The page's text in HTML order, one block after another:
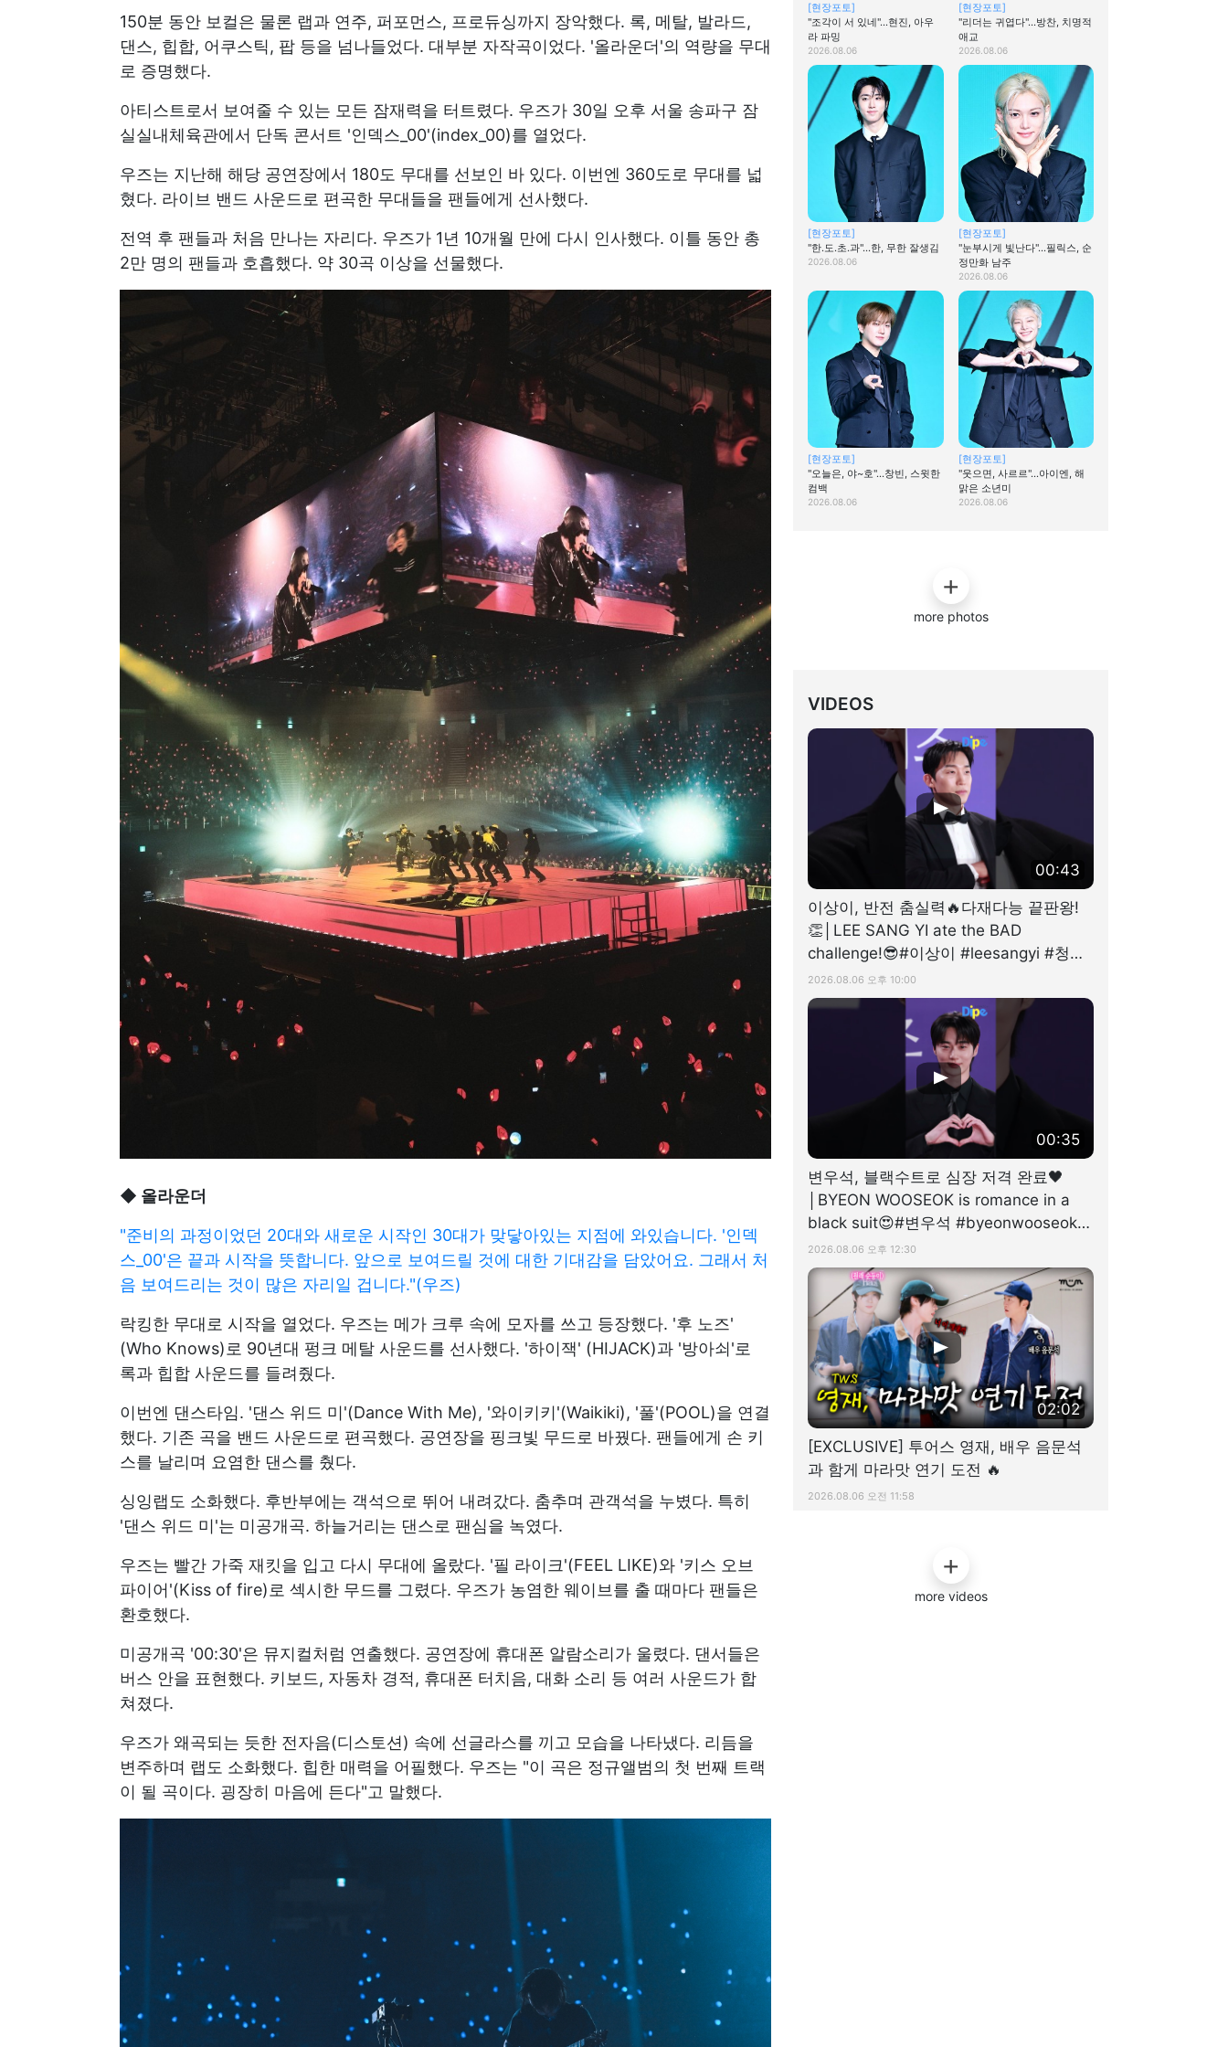
150분 동안 보컬은 물론 랩과 연주, 퍼포먼스, 프로듀싱까지 장악했다. 록, 메탈, 발라드,
댄스, 힙합, 어쿠스틱, 팝 등을 넘나들었다. 대부분 자작곡이었다. '올라운더'의 역량을 무대
로 증명했다.
아티스트로서 보여줄 수 있는 모든 잠재력을 터트렸다. 우즈가 30일 오후 서울 송파구 잠
실실내체육관에서 단독 콘서트 '인덱스_00'(index_00)를 열었다.
우즈는 지난해 해당 공연장에서 180도 무대를 선보인 바 있다. 이번엔 360도로 무대를 넓
혔다. 라이브 밴드 사운드로 편곡한 무대들을 팬들에게 선사했다.
전역 후 팬들과 처음 만나는 자리다. 우즈가 1년 10개월 만에 다시 인사했다. 이틀 동안 총
2만 명의 팬들과 호흡했다. 약 30곡 이상을 선물했다.
◆ 올라운더
"준비의 과정이었던 20대와 새로운 시작인 30대가 맞닿아있는 지점에 와있습니다. '인덱
스_00'은 끝과 시작을 뜻합니다. 앞으로 보여드릴 것에 대한 기대감을 담았어요. 그래서 처
음 보여드리는 것이 많은 자리일 겁니다."(우즈)
락킹한 무대로 시작을 열었다. 우즈는 메가 크루 속에 모자를 쓰고 등장했다. '후 노즈'
(Who Knows)로 90년대 펑크 메탈 사운드를 선사했다. '하이잭' (HIJACK)과 '방아쇠'로
록과 힙합 사운드를 들려줬다.
이번엔 댄스타임. '댄스 위드 미'(Dance With Me), '와이키키'(Waikiki), '풀'(POOL)을 연결
했다. 기존 곡을 밴드 사운드로 편곡했다. 공연장을 핑크빛 무드로 바꿨다. 팬들에게 손 키
스를 날리며 요염한 댄스를 췄다.
싱잉랩도 소화했다. 후반부에는 객석으로 뛰어 내려갔다. 춤추며 관객석을 누볐다. 특히
'댄스 위드 미'는 미공개곡. 하늘거리는 댄스로 팬심을 녹였다.
우즈는 빨간 가죽 재킷을 입고 다시 무대에 올랐다. '필 라이크'(FEEL LIKE)와 '키스 오브
파이어'(Kiss of fire)로 섹시한 무드를 그렸다. 우즈가 농염한 웨이브를 출 때마다 팬들은
환호했다.
미공개곡 '00:30'은 뮤지컬처럼 연출했다. 공연장에 휴대폰 알람소리가 울렸다. 댄서들은
버스 안을 표현했다. 키보드, 자동차 경적, 휴대폰 터치음, 대화 소리 등 여러 사운드가 합
쳐졌다.
우즈가 왜곡되는 듯한 전자음(디스토션) 속에 선글라스를 끼고 모습을 나타냈다. 리듬을
변주하며 랩도 소화했다. 힙한 매력을 어필했다. 우즈는 "이 곡은 정규앨범의 첫 번째 트랙
이 될 곡이다. 굉장히 마음에 든다"고 말했다.
[현장포토]
"조각이 서 있네"…현진, 아우
라 파밍
2026.08.06
[현장포토]
"리더는 귀엽다"…방찬, 치명적
애교
2026.08.06
[현장포토]
"한.도.초.과"…한, 무한 잘생김
2026.08.06
[현장포토]
"눈부시게 빛난다"…필릭스, 순
정만화 남주
2026.08.06
[현장포토]
"오늘은, 야~호"…창빈, 스윗한
컴백
2026.08.06
[현장포토]
"웃으면, 사르르"…아이엔, 해
맑은 소년미
2026.08.06
more photos
VIDEOS
00:43
이상이, 반전 춤실력🔥다재다능 끝판왕!
👏│LEE SANG YI ate the BAD
challenge!😎#이상이 #leesangyi #청룡
시리즈어워즈 #디스패치 #dispatch
2026.08.06 오후 10:00
00:35
변우석, 블랙수트로 심장 저격 완료🖤
│BYEON WOOSEOK is romance in a
black suit😍#변우석 #byeonwooseok #
청룡시리즈어워즈 #디스패치
2026.08.06 오후 12:30
02:02
[EXCLUSIVE] 투어스 영재, 배우 음문석
과 함게 마라맛 연기 도전 🔥
2026.08.06 오전 11:58
more videos